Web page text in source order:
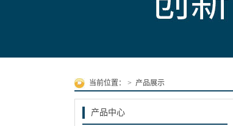
当前位置： > 产品展示
产品中心